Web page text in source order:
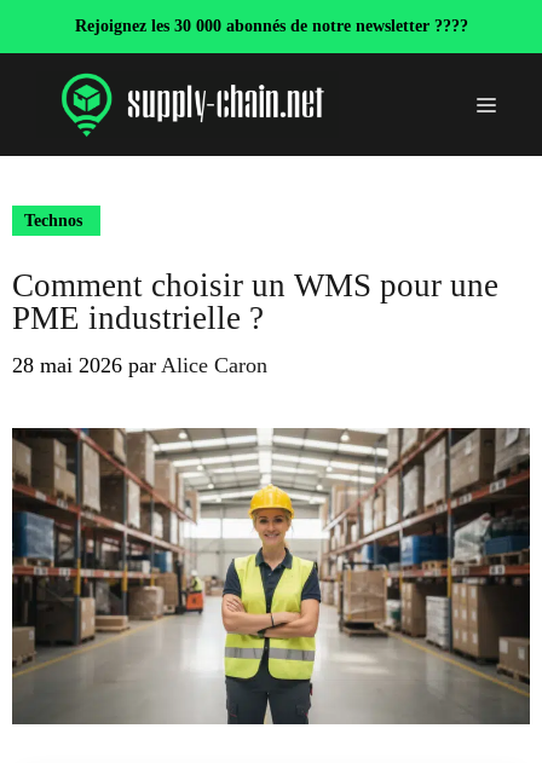
Rejoignez les 30 000 abonnés de notre newsletter ????
Menu
Technos
Comment choisir un WMS pour une
PME industrielle ?
28 mai 2026 par Alice Caron